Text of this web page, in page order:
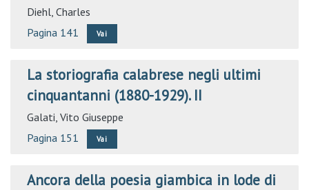
Diehl, Charles
Pagina 141
Vai
La storiografia calabrese negli ultimi
cinquantanni (1880-1929). II
Galati, Vito Giuseppe
Pagina 151
Vai
Ancora della poesia giambica in lode di